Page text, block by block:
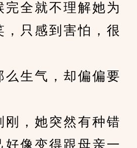
全就不理解她为
，只感到害怕，很
生气，却偏偏要
，她突然有种错
好像变得跟母亲一